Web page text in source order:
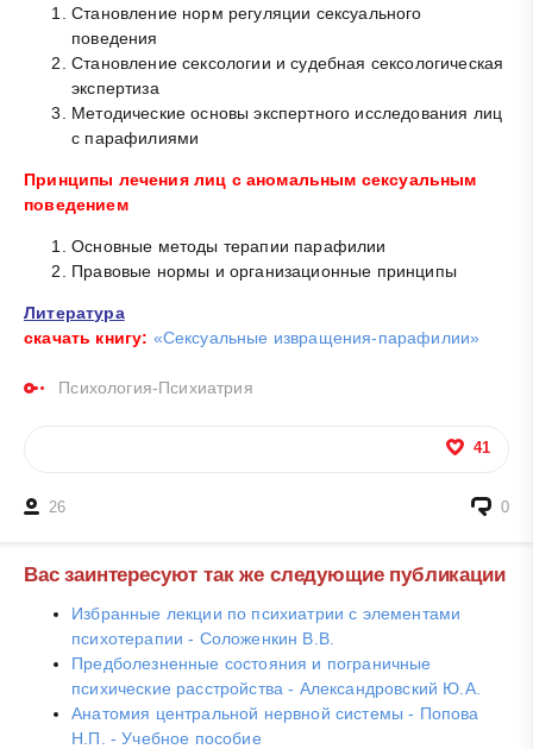
Становление норм регуляции сексуального
поведения
Становление сексологии и судебная сексологическая
экспертиза
Методические основы экспертного исследования лиц
с парафилиями
Принципы лечения лиц с аномальным сексуальным
поведением
Основные методы терапии парафилии
Правовые нормы и организационные принципы
Литература
скачать книгу: «Сексуальные извращения-парафилии»
Психология-Психиатрия
41
26 0
Вас заинтересуют так же следующие публикации
Избранные лекции по психиатрии с элементами
психотерапии - Соложенкин В.В.
Предболезненные состояния и пограничные
психические расстройства - Александровский Ю.А.
Анатомия центральной нервной системы - Попова
Н.П. - Учебное пособие